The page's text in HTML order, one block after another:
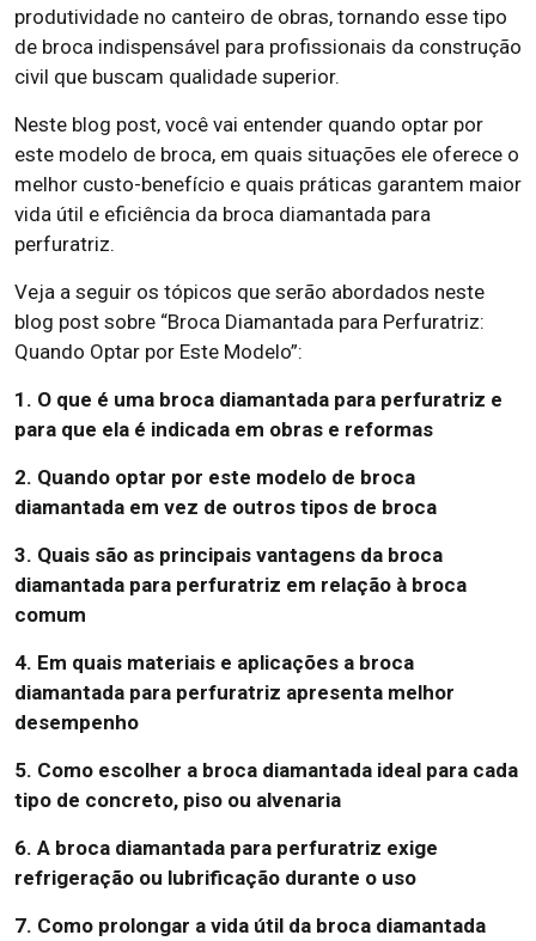
produtividade no canteiro de obras, tornando esse tipo
de broca indispensável para profissionais da construção
civil que buscam qualidade superior.
Neste blog post, você vai entender quando optar por
este modelo de broca, em quais situações ele oferece o
melhor custo-benefício e quais práticas garantem maior
vida útil e eficiência da broca diamantada para
perfuratriz.
Veja a seguir os tópicos que serão abordados neste
blog post sobre “Broca Diamantada para Perfuratriz:
Quando Optar por Este Modelo”:
1. O que é uma broca diamantada para perfuratriz e
para que ela é indicada em obras e reformas
2. Quando optar por este modelo de broca
diamantada em vez de outros tipos de broca
3. Quais são as principais vantagens da broca
diamantada para perfuratriz em relação à broca
comum
4. Em quais materiais e aplicações a broca
diamantada para perfuratriz apresenta melhor
desempenho
5. Como escolher a broca diamantada ideal para cada
tipo de concreto, piso ou alvenaria
6. A broca diamantada para perfuratriz exige
refrigeração ou lubrificação durante o uso
7. Como prolongar a vida útil da broca diamantada